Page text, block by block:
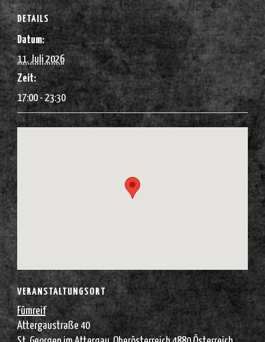
DETAILS
Datum:
11. Juli 2026
Zeit:
17:00 - 23:30
VERANSTALTUNGSORT
Fümreif
Attergaustraße 40